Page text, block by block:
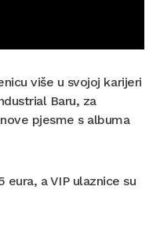
više u svojoj karijeri
Baru, za
pjesme s albuma
a VIP ulaznice su